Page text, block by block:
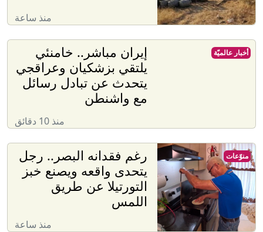
منذ ساعة
إيران مباشر.. خامنئي
يلتقي بزشكيان وعراقجي
يتحدث عن تبادل رسائل
مع واشنطن
منذ 10 دقائق
أخبار عالميّة
رغم فقدانه البصر.. رجل
يتحدى واقعه ويصنع خبز
التورتيلا عن طريق
اللمس
منذ ساعة
منوّعات